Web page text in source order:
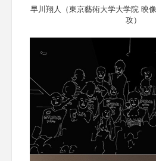
早川翔人（東京藝術大学大学院 映
攻）